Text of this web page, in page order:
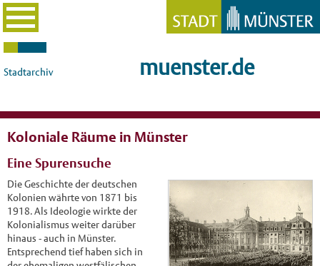
Stadtarchiv muenster.de
Koloniale Räume in Münster
Eine Spurensuche
Die Geschichte der deutschen
Kolonien währte von 1871 bis
1918. Als Ideologie wirkte der
Kolonialismus weiter darüber
hinaus - auch in Münster.
Entsprechend tief haben sich in